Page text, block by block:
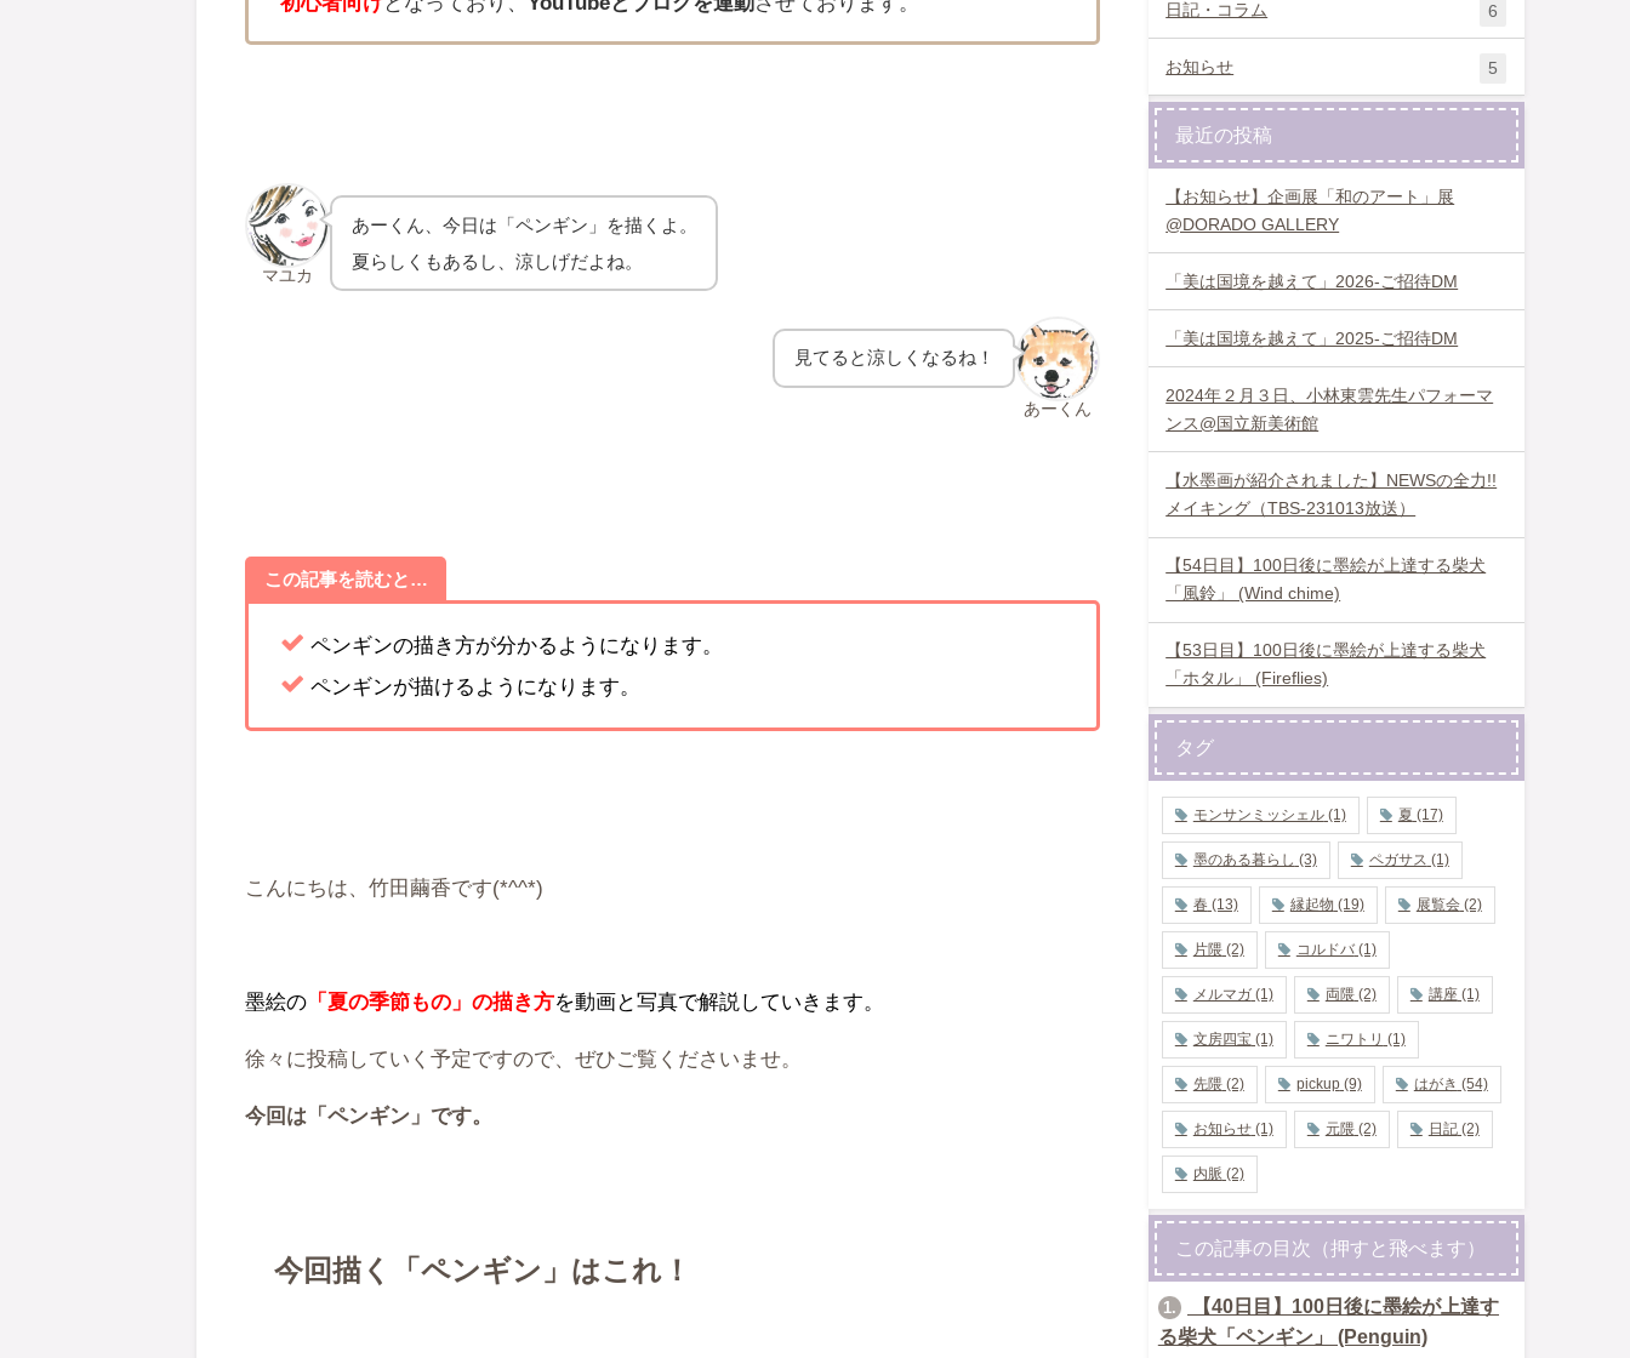
マユカ
あーくん、今日は「ペンギン」を描くよ。
夏らしくもあるし、涼しげだよね。
あーくん
見てると涼しくなるね！
この記事を読むと…
ペンギンの描き方が分かるようになります。
ペンギンが描けるようになります。
こんにちは、竹田繭香です(*^^*)
墨絵の 「夏の季節もの」の描き方を動画と写真で解説していきます。
徐々に投稿していく予定ですので、ぜひご覧くださいませ。
今回は「ペンギン」です。
今回描く「ペンギン」はこれ！
日記・コラム 6
お知らせ 5
最近の投稿
【お知らせ】企画展「和のアート」展
@DORADO GALLERY
「美は国境を越えて」2026-ご招待DM
「美は国境を越えて」2025-ご招待DM
2024年２月３日、小林東雲先生パフォーマ
ンス@国立新美術館
【水墨画が紹介されました】NEWSの全力!!
メイキング（TBS-231013放送）
【54日目】100日後に墨絵が上達する柴犬
「風鈴」 (Wind chime)
【53日目】100日後に墨絵が上達する柴犬
「ホタル」 (Fireflies)
タグ
モンサンミッシェル(1) 夏 (17)
墨のある暮らし (3) ペガサス (1)
春(13) 縁起物 (19) 展覧会(2)
片隈(2) コルドバ(1)
メルマガ(1) 両隈(2) 講座(1)
文房四宝 (1) ニワトリ (1)
先隈(2) pickup(9) はがき (54)
お知らせ(1) 元隈(2) 日記(2)
内脈 (2)
この記事の目次（押すと飛べます）
1.
【40日目】100日後に墨絵が上達す
る柴犬「ペンギン」 (Penguin)